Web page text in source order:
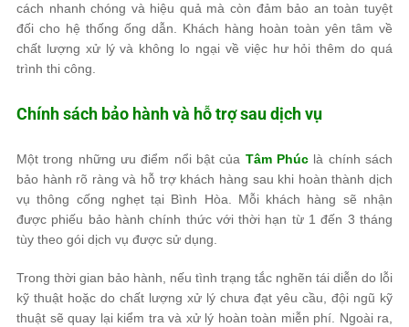
cách nhanh chóng và hiệu quả mà còn đảm bảo an toàn tuyệt
đối cho hệ thống ống dẫn. Khách hàng hoàn toàn yên tâm về
chất lượng xử lý và không lo ngại về việc hư hỏi thêm do quá
trình thi công.
Chính sách bảo hành và hỗ trợ sau dịch vụ
Một trong những ưu điểm nổi bật của Tâm Phúc là chính sách
bảo hành rõ ràng và hỗ trợ khách hàng sau khi hoàn thành dịch
vụ thông cống nghẹt tại Bình Hòa. Mỗi khách hàng sẽ nhận
được phiếu bảo hành chính thức với thời hạn từ 1 đến 3 tháng
tùy theo gói dịch vụ được sử dụng.
Trong thời gian bảo hành, nếu tình trạng tắc nghẽn tái diễn do lỗi
kỹ thuật hoặc do chất lượng xử lý chưa đạt yêu cầu, đội ngũ kỹ
thuật sẽ quay lại kiểm tra và xử lý hoàn toàn miễn phí. Ngoài ra,